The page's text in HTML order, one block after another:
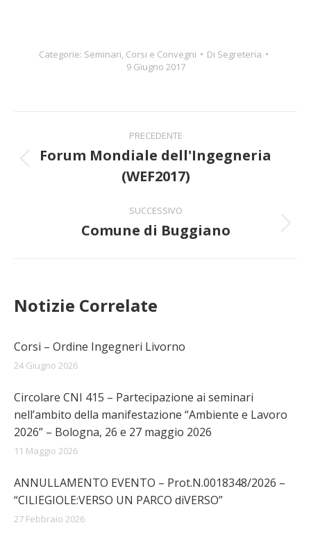
Categorie: Seminari, Corsi e Convegni Di Segreteria
9 Giugno 2017
tra
PRECEDENTE
Post
precedente:
Forum Mondiale dell'Ingegneria
(WEF2017)
SUCCESSIVO
Prossimo
Comune di Buggiano
Notizie Correlate
Corsi – Ordine Ingegneri Livorno
24 Giugno 2026
Circolare CNI 415 – Partecipazione ai seminari
nell’ambito della manifestazione “Ambiente e Lavoro
2026” – Bologna, 26 e 27 maggio 2026
11 Maggio 2026
ANNULLAMENTO EVENTO – Prot.N.0018348/2026 –
“CILIEGIOLE:VERSO UN PARCO diVERSO”
27 Febbraio 2026